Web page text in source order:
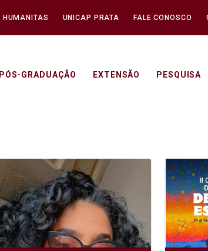
HUMANITAS UNICAP PRATA FALE CONOSCO
PÓS-GRADUAÇÃO EXTENSÃO PESQUISA